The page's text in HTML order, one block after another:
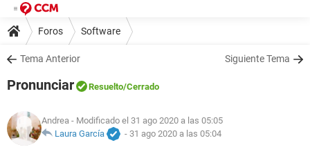
Foros Software
Tema Anterior Siguiente Tema
Pronunciar Resuelto/Cerrado
Andrea - Modificado el 31 ago 2020 a las 05:05
Laura García
- 31 ago 2020 a las 05:04